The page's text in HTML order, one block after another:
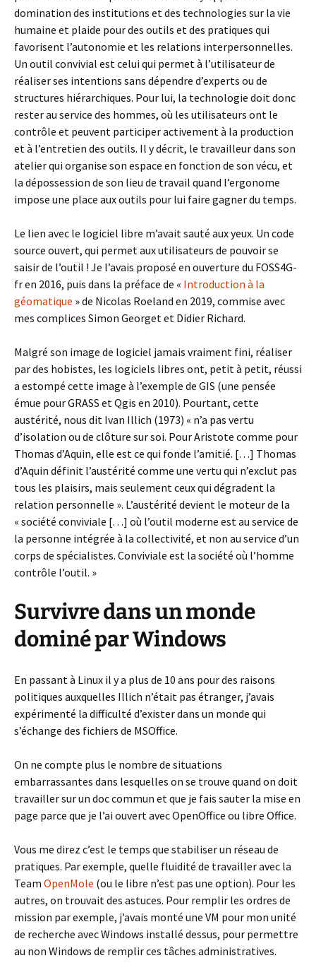
domination des institutions et des technologies sur la vie
humaine et plaide pour des outils et des pratiques qui
favorisent l’autonomie et les relations interpersonnelles.
Un outil convivial est celui qui permet à l’utilisateur de
réaliser ses intentions sans dépendre d’experts ou de
structures hiérarchiques. Pour lui, la technologie doit donc
rester au service des hommes, où les utilisateurs ont le
contrôle et peuvent participer activement à la production
et à l’entretien des outils. Il y décrit, le travailleur dans son
atelier qui organise son espace en fonction de son vécu, et
la dépossession de son lieu de travail quand l’ergonome
impose une place aux outils pour lui faire gagner du temps.
Le lien avec le logiciel libre m’avait sauté aux yeux. Un code
source ouvert, qui permet aux utilisateurs de pouvoir se
saisir de l’outil ! Je l’avais proposé en ouverture du FOSS4G-
fr en 2016, puis dans la préface de « Introduction à la
géomatique » de Nicolas Roeland en 2019, commise avec
mes complices Simon Georget et Didier Richard.
Malgré son image de logiciel jamais vraiment fini, réaliser
par des hobistes, les logiciels libres ont, petit à petit, réussi
a estompé cette image à l’exemple de GIS (une pensée
émue pour GRASS et Qgis en 2010). Pourtant, cette
austérité, nous dit Ivan Illich (1973) « n’a pas vertu
d’isolation ou de clôture sur soi. Pour Aristote comme pour
Thomas d’Aquin, elle est ce qui fonde l’amitié. […] Thomas
d’Aquin définit l’austérité comme une vertu qui n’exclut pas
tous les plaisirs, mais seulement ceux qui dégradent la
relation personnelle ». L’austérité devient le moteur de la
« société conviviale […] où l’outil moderne est au service de
la personne intégrée à la collectivité, et non au service d’un
corps de spécialistes. Conviviale est la société où l’homme
contrôle l’outil. »
Survivre dans un monde
dominé par Windows
En passant à Linux il y a plus de 10 ans pour des raisons
politiques auxquelles Illich n’était pas étranger, j’avais
expérimenté la difficulté d’exister dans un monde qui
s’échange des fichiers de MSOffice.
On ne compte plus le nombre de situations
embarrassantes dans lesquelles on se trouve quand on doit
travailler sur un doc commun et que je fais sauter la mise en
page parce que je l’ai ouvert avec OpenOffice ou libre Office.
Vous me direz c’est le temps que stabiliser un réseau de
pratiques. Par exemple, quelle fluidité de travailler avec la
Team OpenMole (ou le libre n’est pas une option). Pour les
autres, on trouvait des astuces. Pour remplir les ordres de
mission par exemple, j’avais monté une VM pour mon unité
de recherche avec Windows installé dessus, pour permettre
au non Windows de remplir ces tâches administratives.